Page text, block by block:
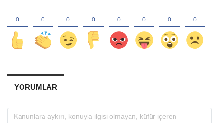
YORUMLAR